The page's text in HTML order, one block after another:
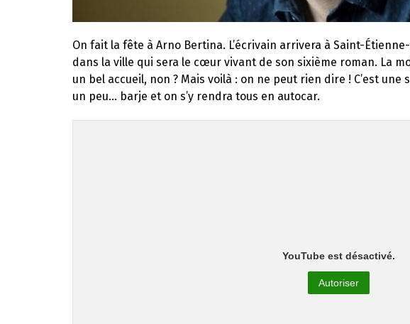
On fait la fête à Arno Bertina. L’écrivain arrivera à Saint-
dans la ville qui sera le cœur vivant de son sixième roman. La
un bel accueil, non ? Mais voilà : on ne peut rien dire ! C’est
un peu… barje et on s’y rendra tous en autocar.
YouTube est désactivé.
Autoriser